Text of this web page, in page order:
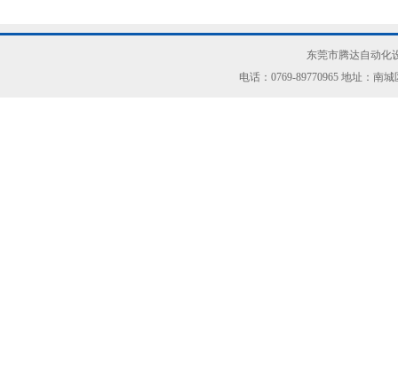
东莞市腾达自动化
电话：0769-89770965 地址：南